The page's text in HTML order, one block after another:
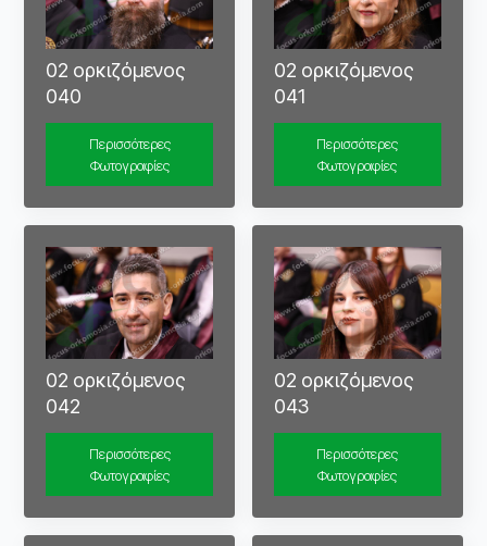
02 ορκιζόμενος
040
Περισσότερες
Φωτογραφίες
02 ορκιζόμενος
041
Περισσότερες
Φωτογραφίες
02 ορκιζόμενος
042
Περισσότερες
Φωτογραφίες
02 ορκιζόμενος
043
Περισσότερες
Φωτογραφίες